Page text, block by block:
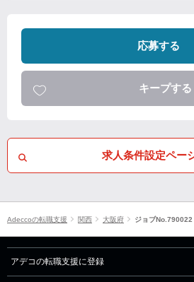
応募する
キープする
求人条件設定ペー
Adeccoの転職支援 関西 大阪府 ジョブNo.790022
アデコの転職支援に登録